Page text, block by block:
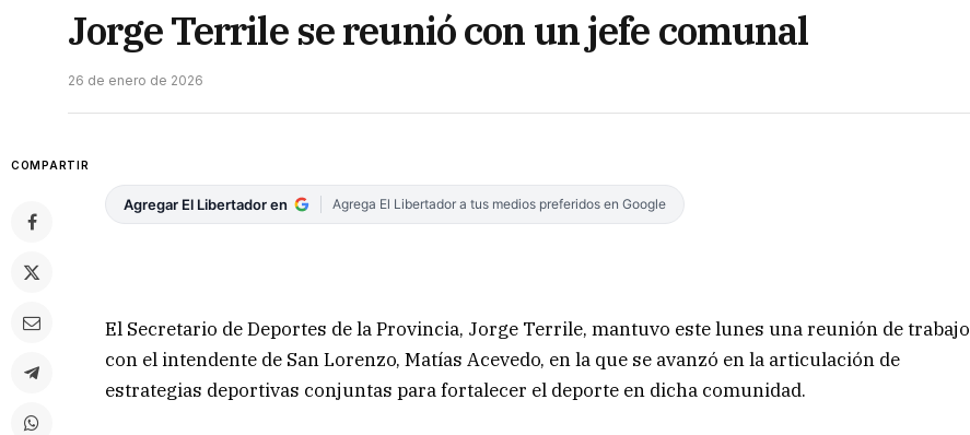
Jorge Terrile se reunió con un jefe comunal
26 de enero de 2026
COMPARTIR
Agregar El Libertador en Agrega El Libertador a tus medios preferidos en Google
El Secretario de Deportes de la Provincia, Jorge Terrile, mantuvo este lunes una reunión de trabajo
con el intendente de San Lorenzo, Matías Acevedo, en la que se avanzó en la articulación de
estrategias deportivas conjuntas para fortalecer el deporte en dicha comunidad.